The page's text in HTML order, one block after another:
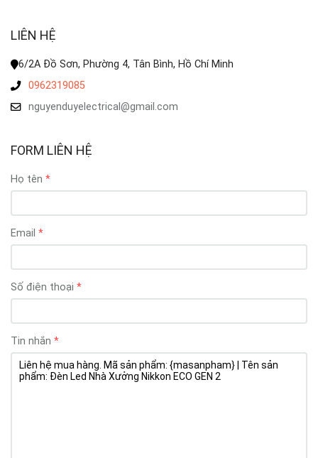
LIÊN HỆ
6/2A Đồ Sơn, Phường 4, Tân Bình, Hồ Chí Minh
0962319085
nguyenduyelectrical@gmail.com
FORM LIÊN HỆ
Họ tên
Email
Số điện thoại
Tin nhắn